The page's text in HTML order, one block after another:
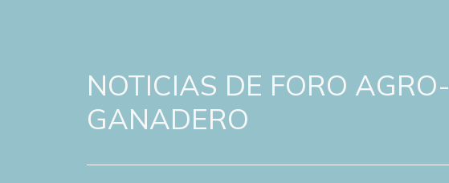
NOTICIAS DE FORO AGRO-
GANADERO